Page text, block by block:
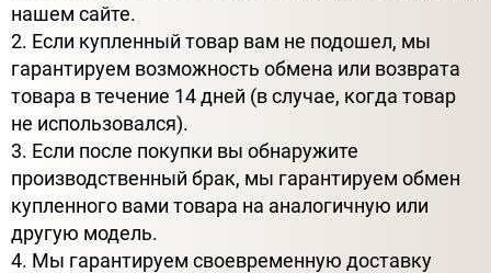
нашем сайте.
2. Если купленный товар вам не подошел, мы
гарантируем возможность обмена или возврата
товара в течение 14 дней (в случае, когда товар
не использовался).
3. Если после покупки вы обнаружите
производственный брак, мы гарантируем обмен
купленного вами товара на аналогичную или
другую модель.
4. Мы гарантируем своевременную доставку